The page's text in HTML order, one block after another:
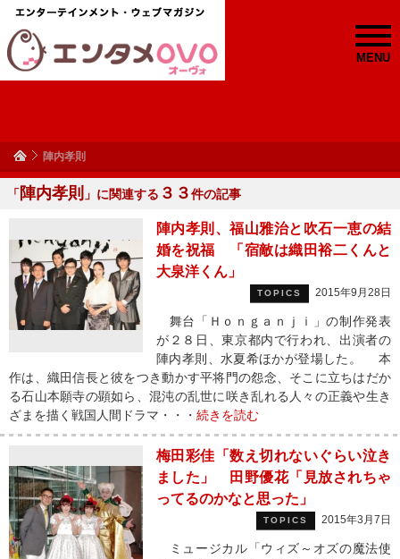
MENU
陣内孝則
「陣内孝則 」に関連する ３３件の記事
陣内孝則、福山雅治と吹石一恵の結
婚を祝福 「宿敵は織田裕二くんと
大泉洋くん」
TOPICS 2015年9月28日
舞台「Ｈｏｎｇａｎｊｉ」の制作発表
が２８日、東京都内で行われ、出演者の
陣内孝則、水夏希ほかが登場した。 本
作は、織田信長と彼をつき動かす平将門の怨念、そこに立ちはだか
る石山本願寺の顕如ら、混沌の乱世に咲き乱れる人々の正義や生き
ざまを描く戦国人間ドラマ・・・ 続きを読む
梅田彩佳「数え切れないぐらい泣き
ました」 田野優花「見放されちゃ
ってるのかなと思った」
TOPICS 2015年3月7日
ミュージカル「ウィズ～オズの魔法使